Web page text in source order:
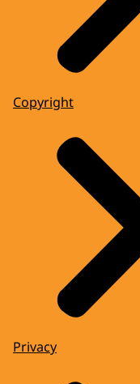
Copyright
Privacy